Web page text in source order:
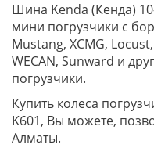
Шина Kenda (Кенда)
мини погрузчики с
Mustang, XCMG,
WECAN, Sunward и
погрузчики.
Купить колеса
K601, Вы можете,
Алматы.